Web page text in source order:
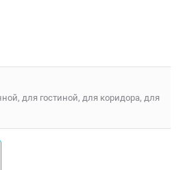
для гостиной, для коридора, для